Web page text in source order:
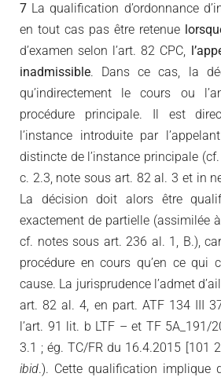
7 La qualification d’ordonnance
en tout cas pas être retenue
d’examen selon l’art. 82 CPC,
inadmissible. Dans ce cas, la
qu’indirectement le cours ou
procédure principale. Il est
l’instance introduite par
distincte de l’instance principale
c. 2.3, note sous art. 82 al. 3 et in
La décision doit alors être
exactement de partielle (assimilée
cf. notes sous art. 236 al. 1, B.),
procédure en cours qu’en ce qui
cause. La jurisprudence l’admet
art. 82 al. 4, en part. ATF 134 III
l’art. 91 lit. b LTF – et TF 5A_191/
3.1 ; ég. TC/FR du 16.4.2015 [101
ibid.). Cette qualification implique